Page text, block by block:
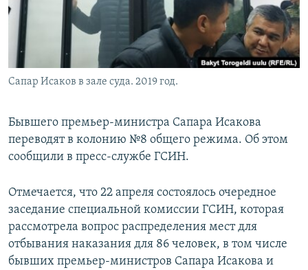
Сапар Исаков в зале суда. 2019 год.
Бывшего премьер-министра Сапара Исакова
переводят в колонию №8 общего режима. Об этом
сообщили в пресс-службе ГСИН.
Отмечается, что 22 апреля состоялось очередное
заседание специальной комиссии ГСИН, которая
рассмотрела вопрос распределения мест для
отбывания наказания для 86 человек, в том числе
бывших премьер-министров Сапара Исакова и